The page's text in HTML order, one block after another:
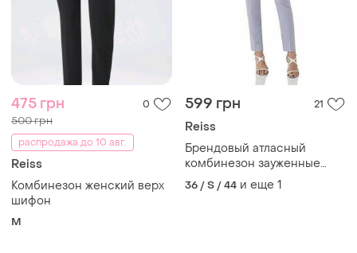
475 грн 0
500 грн
распродажа до 10 авг.
Reiss
Комбинезон женский верх
шифон
M
599 грн 21
Reiss
Брендовый атласный
комбинезон зауженные
брюки от reiss
36 / S / 44 и еще 1